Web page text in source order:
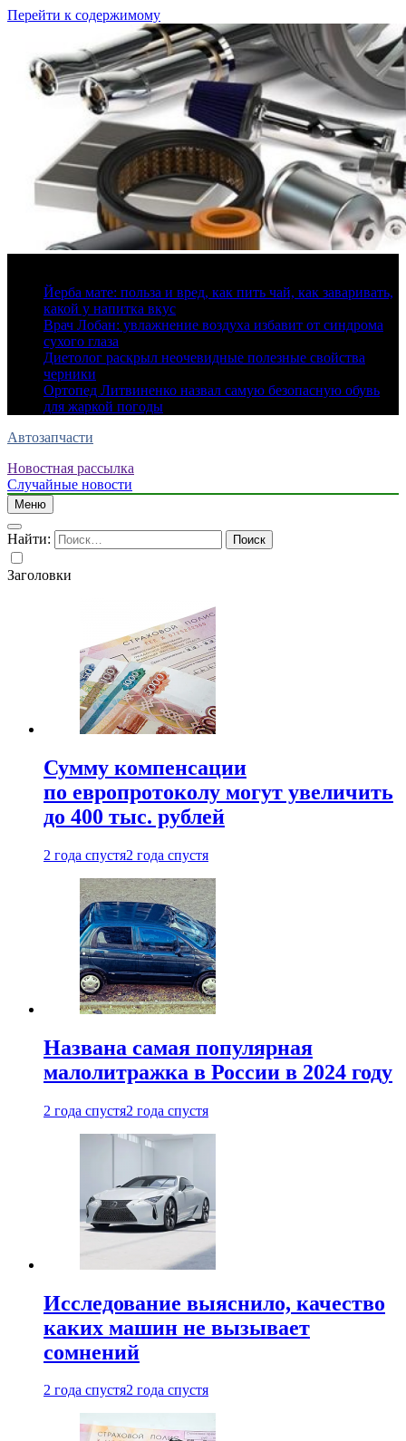
Перейти к содержимому
Йерба мате: польза и вред, как пить чай, как заваривать,
какой у напитка вкус
Врач Лобан: увлажнение воздуха избавит от синдрома
сухого глаза
Диетолог раскрыл неочевидные полезные свойства
черники
Ортопед Литвиненко назвал самую безопасную обувь
для жаркой погоды
Автозапчасти
Новостная рассылка
Случайные новости
Меню
Найти:
Заголовки
Сумму компенсации
по европротоколу могут увеличить
до 400 тыс. рублей
2 года спустя2 года спустя
Названа самая популярная
малолитражка в России в 2024 году
2 года спустя2 года спустя
Исследование выяснило, качество
каких машин не вызывает
сомнений
2 года спустя2 года спустя